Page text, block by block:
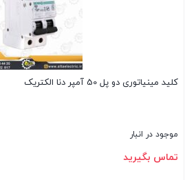
کلید مینیاتوری دو پل 50 آمپر دنا الکتریک
موجود در انبار
تماس بگیرید